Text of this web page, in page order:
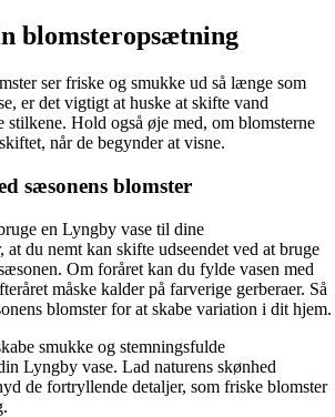
blomsteropsætning
ser friske og smukke ud så længe som
er det vigtigt at huske at skifte vand
stilkene. Hold også øje med, om blomsterne
når de begynder at visne.
sæsonens blomster
en Lyngby vase til dine
du nemt kan skifte udseendet ved at bruge
Om foråret kan du fylde vasen med
måske kalder på farverige gerberaer. Så
blomster for at skabe variation i dit hjem.
smukke og stemningsfulde
Lyngby vase. Lad naturens skønhed
de fortryllende detaljer, som friske blomster